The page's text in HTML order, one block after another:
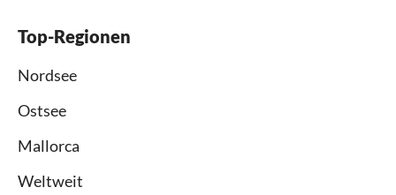
Top-Regionen
Nordsee
Ostsee
Mallorca
Weltweit